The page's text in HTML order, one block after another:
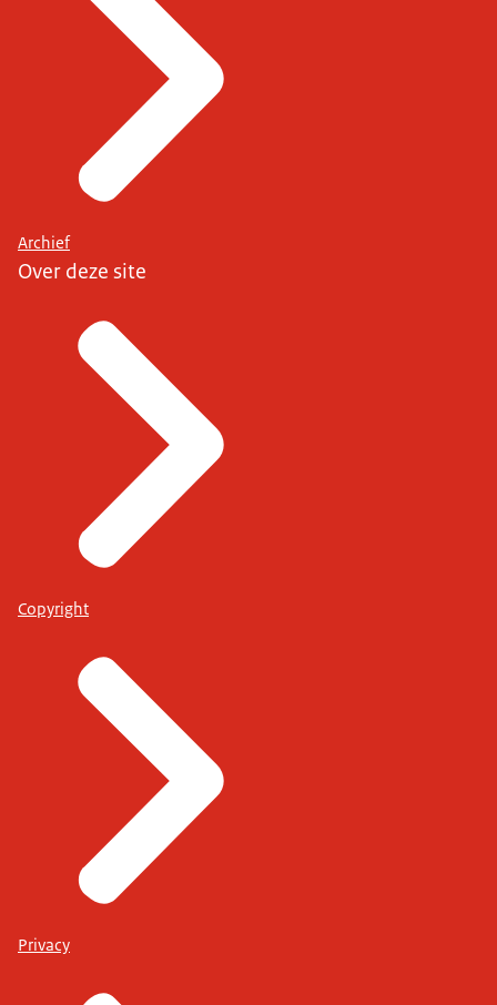
Archief
Over deze site
Copyright
Privacy